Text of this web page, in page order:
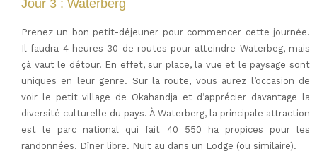
Jour 3 : Waterberg
Prenez un bon petit-déjeuner pour commencer cette journée.
Il faudra 4 heures 30 de routes pour atteindre Waterbeg, mais
çà vaut le détour. En effet, sur place, la vue et le paysage sont
uniques en leur genre. Sur la route, vous aurez l’occasion de
voir le petit village de Okahandja et d’apprécier davantage la
diversité culturelle du pays. À Waterberg, la principale attraction
est le parc national qui fait 40 550 ha propices pour les
randonnées. Dîner libre. Nuit au dans un Lodge (ou similaire).